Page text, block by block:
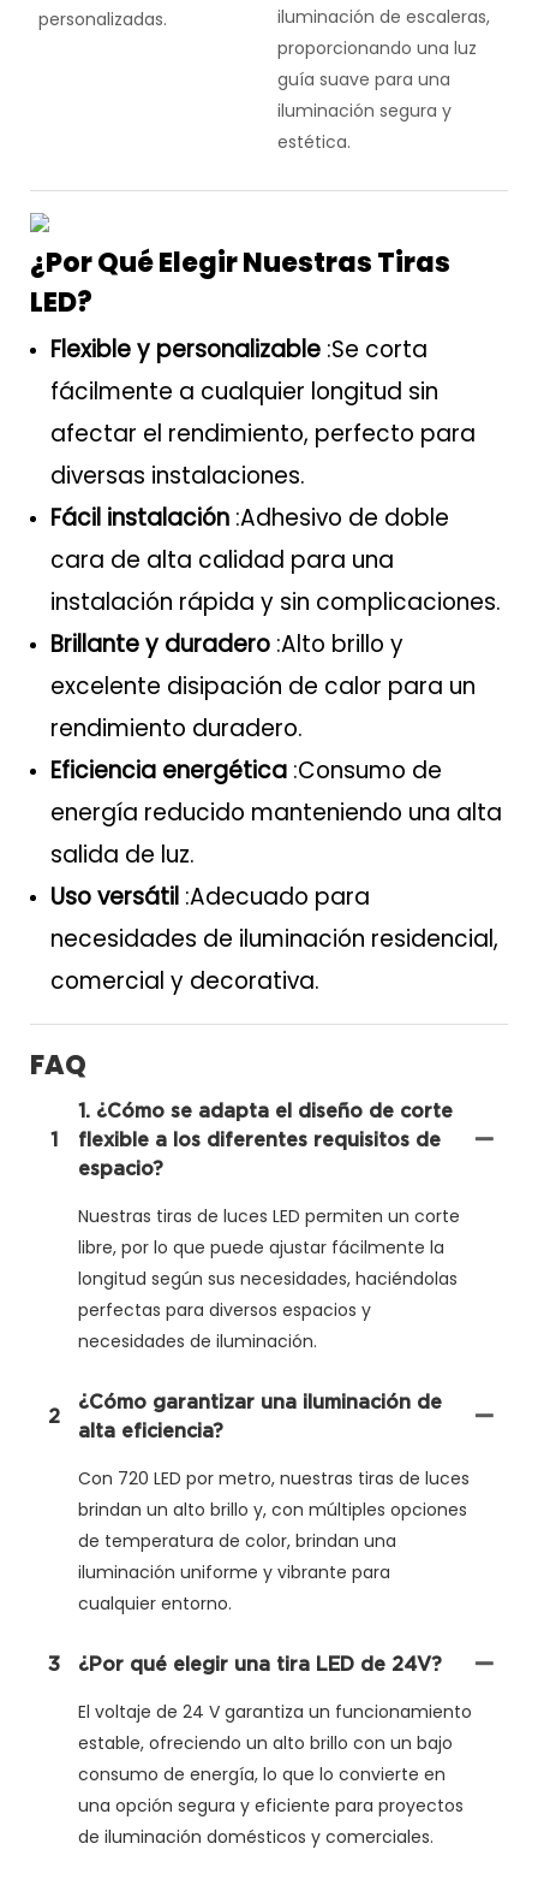
personalizadas.
iluminación de escaleras,
proporcionando una luz
guía suave para una
iluminación segura y
estética.
¿Por Qué Elegir Nuestras Tiras
LED?
Flexible y personalizable :Se corta
fácilmente a cualquier longitud sin
afectar el rendimiento, perfecto para
diversas instalaciones.
Fácil instalación :Adhesivo de doble
cara de alta calidad para una
instalación rápida y sin complicaciones.
Brillante y duradero :Alto brillo y
excelente disipación de calor para un
rendimiento duradero.
Eficiencia energética :Consumo de
energía reducido manteniendo una alta
salida de luz.
Uso versátil :Adecuado para
necesidades de iluminación residencial,
comercial y decorativa.
FAQ
1
1. ¿Cómo se adapta el diseño de corte
flexible a los diferentes requisitos de
espacio?
Nuestras tiras de luces LED permiten un corte
libre, por lo que puede ajustar fácilmente la
longitud según sus necesidades, haciéndolas
perfectas para diversos espacios y
necesidades de iluminación.
2
¿Cómo garantizar una iluminación de
alta eficiencia?
Con 720 LED por metro, nuestras tiras de luces
brindan un alto brillo y, con múltiples opciones
de temperatura de color, brindan una
iluminación uniforme y vibrante para
cualquier entorno.
3 ¿Por qué elegir una tira LED de 24V?
El voltaje de 24 V garantiza un funcionamiento
estable, ofreciendo un alto brillo con un bajo
consumo de energía, lo que lo convierte en
una opción segura y eficiente para proyectos
de iluminación domésticos y comerciales.